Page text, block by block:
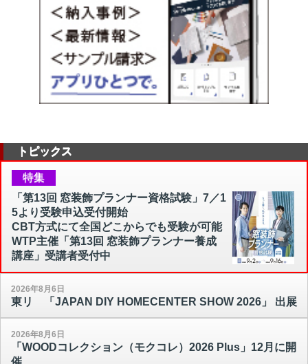
トピックス
特集
「第13回 窓装飾プランナー資格試験」7／1
5より受験申込受付開始
CBT方式にて全国どこからでも受験が可能
WTP主催「第13回 窓装飾プランナー養成
講座」受講者受付中
2026年8月6日
東リ 「JAPAN DIY HOMECENTER SHOW 2026」 出展
2026年8月6日
「WOODコレクション（モクコレ）2026 Plus」12月に開
催